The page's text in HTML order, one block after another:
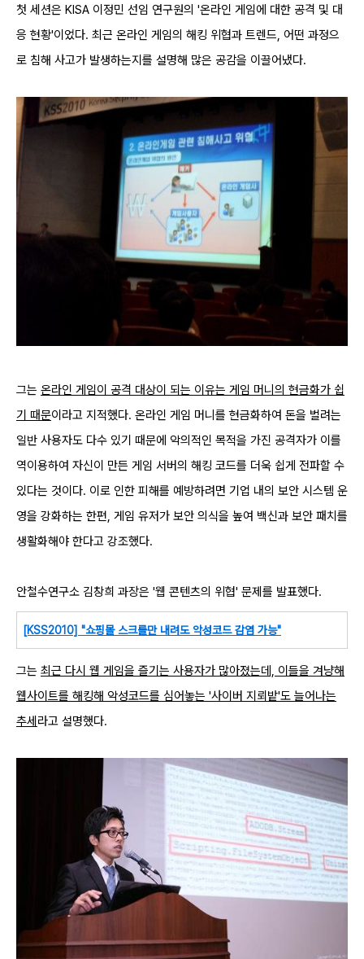
첫 세션은 KISA 이정민 선임 연구원의 '온라인 게임에 대한 공격 및 대
응 현황'이었다. 최근 온라인 게임의 해킹 위협과 트렌드, 어떤 과정으
로 침해 사고가 발생하는지를 설명해 많은 공감을 이끌어냈다.
그는 온라인 게임이 공격 대상이 되는 이유는 게임 머니의 현금화가 쉽
기 때문이라고 지적했다. 온라인 게임 머니를 현금화하여 돈을 벌려는
일반 사용자도 다수 있기 때문에 악의적인 목적을 가진 공격자가 이를
역이용하여 자신이 만든 게임 서버의 해킹 코드를 더욱 쉽게 전파할 수
있다는 것이다. 이로 인한 피해를 예방하려면 기업 내의 보안 시스템 운
영을 강화하는 한편, 게임 유저가 보안 의식을 높여 백신과 보안 패치를
생활화해야 한다고 강조했다.
안철수연구소 김창희 과장은 '웹 콘텐츠의 위협' 문제를 발표했다.
[KSS2010] "쇼핑몰 스크롤만 내려도 악성코드 감염 가능"
그는 최근 다시 웹 게임을 즐기는 사용자가 많아졌는데, 이들을 겨냥해
웹사이트를 해킹해 악성코드를 심어놓는 '사이버 지뢰밭'도 늘어나는
추세 라고 설명했다.